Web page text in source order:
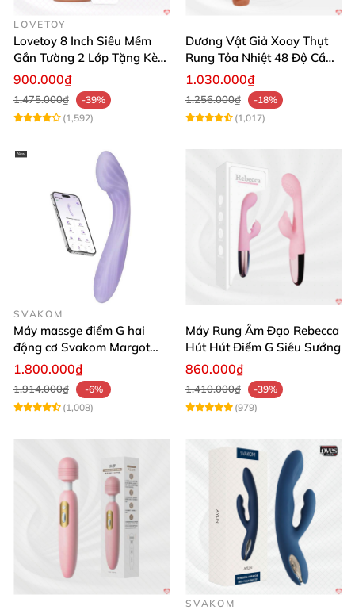
LOVETOY
Lovetoy 8 Inch Siêu Mềm
Gắn Tường 2 Lớp Tặng Kèm
Dầu Massage
900.000₫
1.475.000₫
-39%
(1,592)
Dương Vật Giả Xoay Thụt
Rung Tỏa Nhiệt 48 Độ Cầm
Tay Hot Bunny
1.030.000₫
1.256.000₫
-18%
(1,017)
SVAKOM
Máy massge điểm G hai
động cơ Svakom Margot
điều khiển qua app
1.800.000₫
1.914.000₫
-6%
(1,008)
Máy Rung Âm Đạo Rebecca
Hút Hút Điểm G Siêu Sướng
860.000₫
1.410.000₫
-39%
(979)
SVAKOM